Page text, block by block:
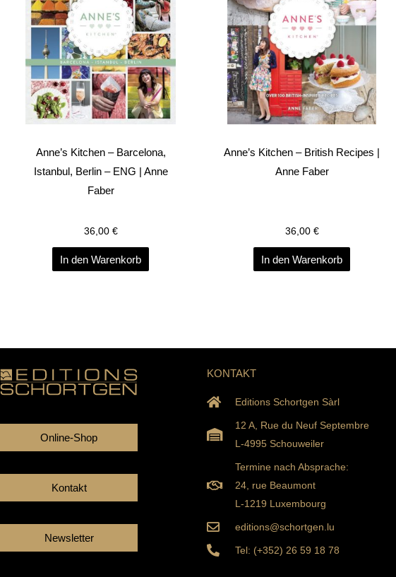
Anne’s Kitchen – Barcelona,
Istanbul, Berlin – ENG | Anne
Faber
36,00 €
In den Warenkorb
Anne’s Kitchen – British Recipes |
Anne Faber
36,00 €
In den Warenkorb
Online-Shop
Kontakt
Newsletter
KONTAKT
Editions Schortgen Sàrl
12 A, Rue du Neuf Septembre
L-4995 Schouweiler
Termine nach Absprache:
24, rue Beaumont
L-1219 Luxembourg
editions@schortgen.lu
Tel: (+352) 26 59 18 78